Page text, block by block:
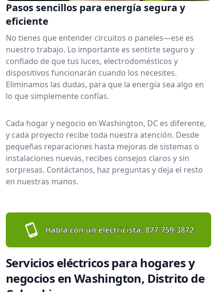
Pasos sencillos para energía segura y
eficiente
No tienes que entender circuitos o paneles—ese es
nuestro trabajo. Lo importante es sentirte seguro y
confiado de que tus luces, electrodomésticos y
dispositivos funcionarán cuando los necesites.
Eliminamos las dudas, para que la energía sea algo en
lo que simplemente confías.
Cada hogar y negocio en Washington, DC es diferente,
y cada proyecto recibe toda nuestra atención. Desde
pequeñas reparaciones hasta mejoras de sistemas o
instalaciones nuevas, recibes consejos claros y sin
sorpresas. Contáctanos, haz preguntas y deja el resto
en nuestras manos.
Habla con un electricista: 877-759-3872
Servicios eléctricos para hogares y
negocios en Washington, Distrito de